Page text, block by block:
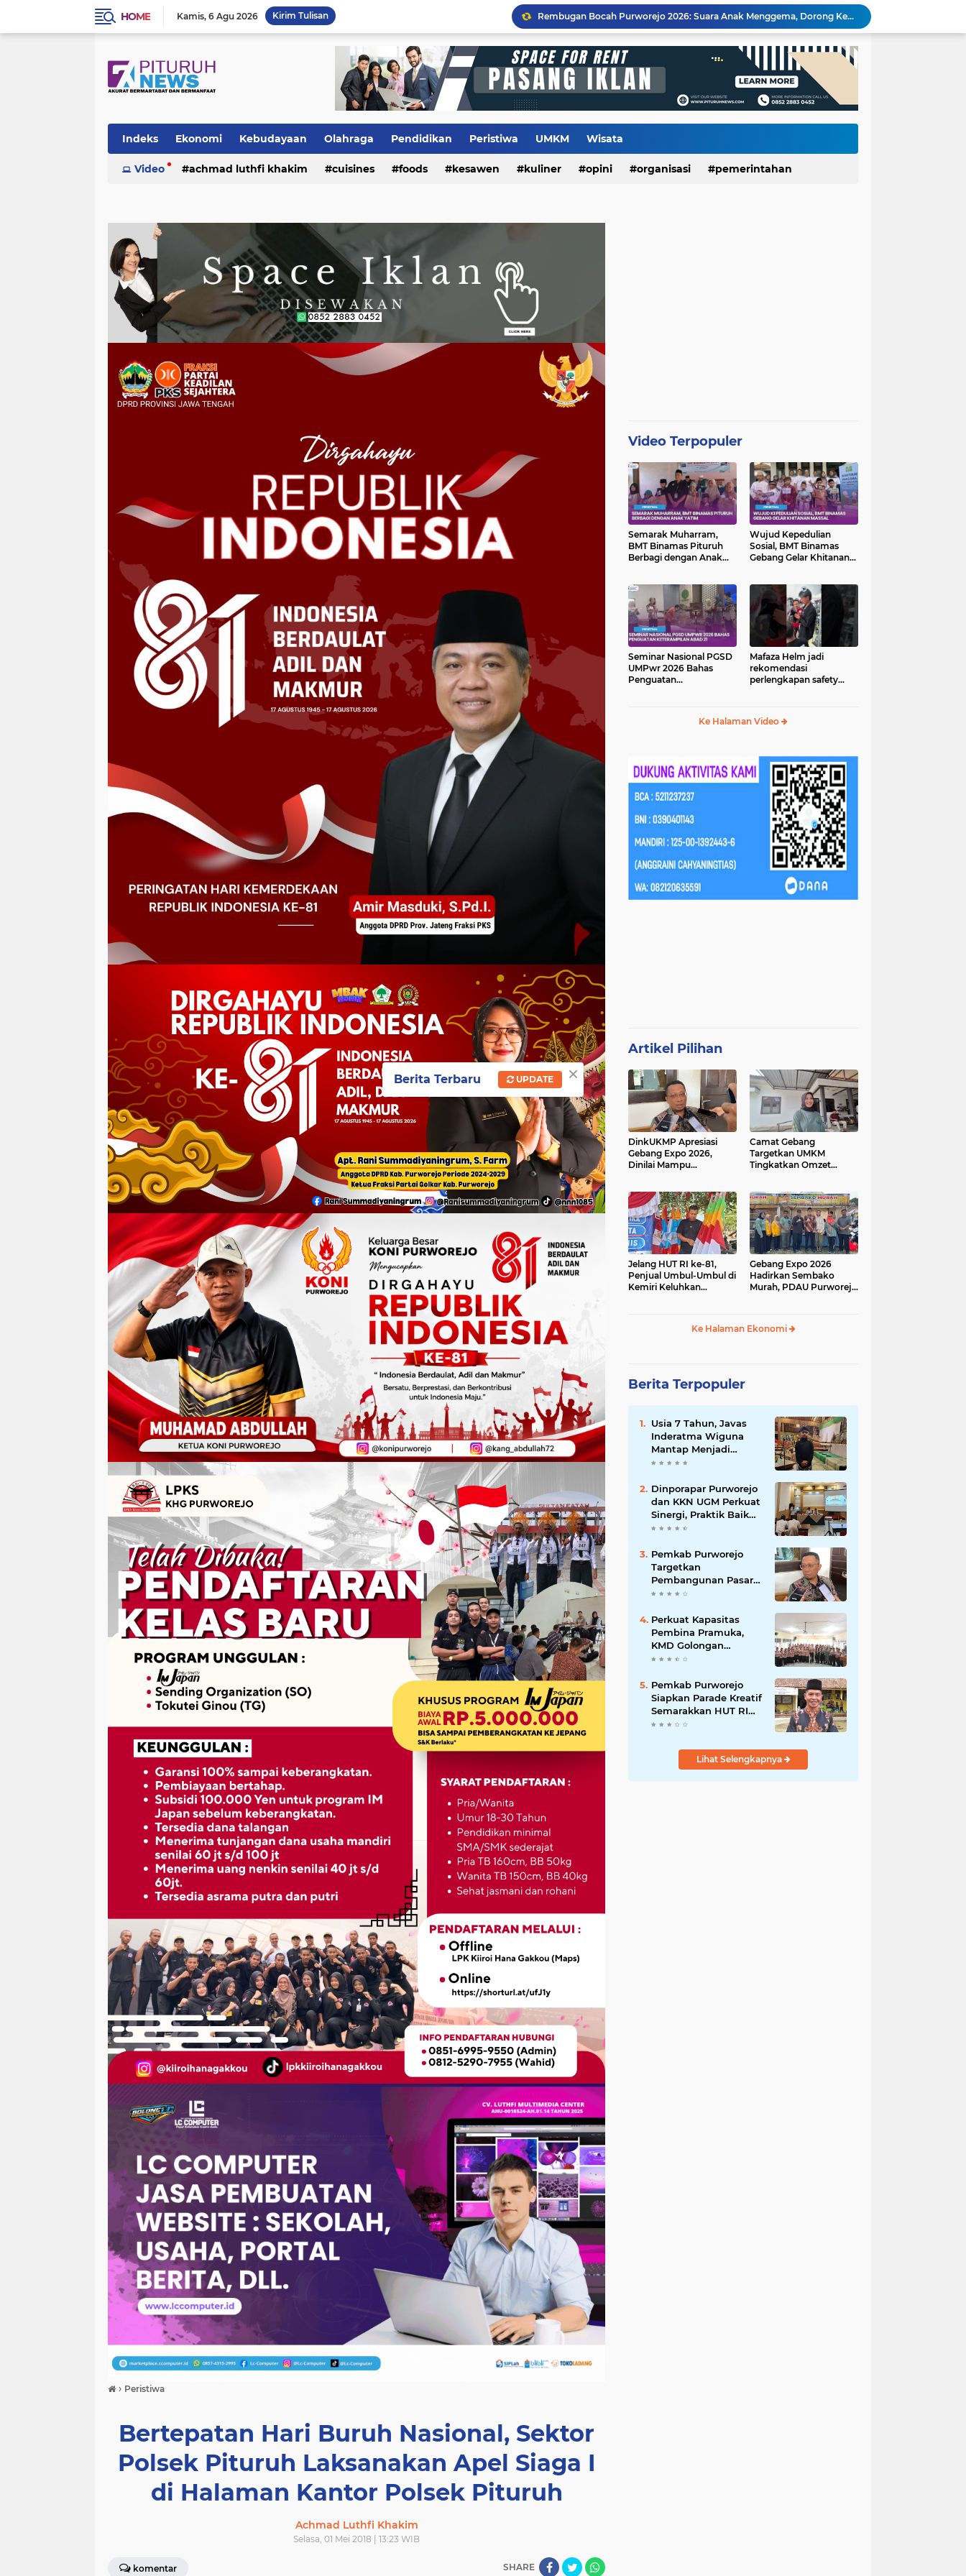
HOME Kamis 6 Agu 2026 Kirim Tulisan
Dinporapar Purworejo dan KKN UGM Perkuat Sinergi, Praktik Baik Kecamatan Berdaya Siap Direplikasi
Usia 7 Tahun, Javas Inderatma Wiguna Mantap Menjadi Dalang Cilik, Sang Ayah: Berawal dari Menonton Wayang di YouTube
Suara Anak Jadi Perhatian Pemkab Purworejo, Rembugan Bocah 2026 Dorong Terwujudnya Kabupaten Layak Anak
Ribuan Warga Serbu Irigasi Silekor, Tradisi Gogoh Ikan Tetap Jadi Pesta Rakyat yang Dinanti
Layanan Cathlab Resmi Beroperasi di RSUD dr Tjitrowardojo, Pasien Jantung Purworejo Kini Tak Perlu Jauh Berobat
Pemerintah Daerah dan Umat Kristiani Perkuat Semangat Toleransi Melalui Pembinaan Persekutuan Doa di Pituruh
Indeks Ekonomi Kebudayaan Olahraga Pendidikan Peristiwa UMKM Wisata
Video achmad luthfi khakim cuisines foods kesawen kuliner opini organisasi pemerintahan
› Peristiwa
Bertepatan Hari Buruh Nasional, Sektor
Polsek Pituruh Laksanakan Apel Siaga I
di Halaman Kantor Polsek Pituruh
Achmad Luthfi Khakim
Selasa, 01 Mei 2018 | 13:23 WIB
komentar SHARE
Video Terpopuler
Semarak Muharram,
BMT Binamas Pituruh
Berbagi dengan Anak
Wujud Kepedulian
Sosial, BMT Binamas
Gebang Gelar Khitanan
Seminar Nasional PGSD
UMPwr 2026 Bahas
Penguatan
Mafaza Helm jadi
rekomendasi
perlengkapan safety
Ke Halaman Video
Artikel Pilihan
DinkUKMP Apresiasi
Gebang Expo 2026,
Dinilai Mampu
Lokal
Camat Gebang
Targetkan UMKM
Tingkatkan Omzet
Jelang HUT RI ke-81,
Penjual Umbul-Umbul di
Kemiri Keluhkan
Gebang Expo 2026
Hadirkan Sembako
Murah, PDAU Purworejo
Ke Halaman Ekonomi
Berita Terpopuler
Usia 7 Tahun, Javas
Inderatma Wiguna
Mantap Menjadi
Dalang Cilik, Sang
Menonton Wayang di
YouTube
Dinporapar Purworejo
dan KKN UGM Perkuat
Sinergi, Praktik Baik
Kecamatan Berdaya
Pemkab Purworejo
Targetkan
Pembangunan Pasar
Kutoarjo Dimulai 2027,
Kelayakan hingga
DED
Perkuat Kapasitas
Pembina Pramuka,
KMD Golongan
Penggalang Pituruh
Pemkab Purworejo
Siapkan Parade Kreatif
Semarakkan HUT RI
ke-81, Pendaftaran
Dibuka
Lihat Selengkapnya
×
Berita Terbaru UPDATE